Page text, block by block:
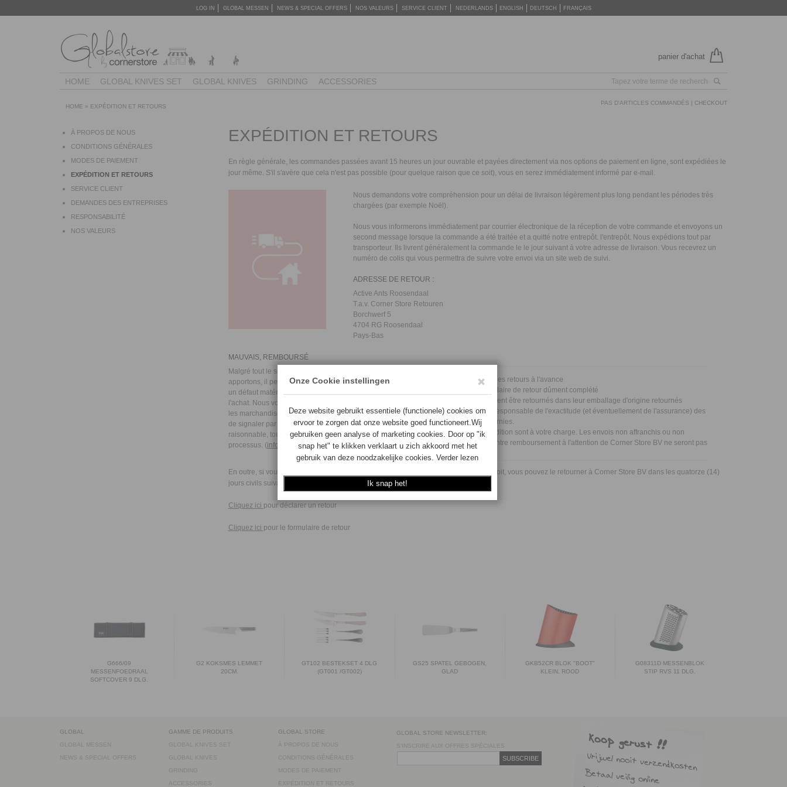
LOG IN GLOBAL MESSEN NEWS & SPECIAL OFFERS NOS VALEURS SERVICE CLIENT NEDERLANDS ENGLISH DEUTSCH FRANÇAIS
panier d'achat
HOME GLOBAL KNIVES SET GLOBAL KNIVES GRINDING ACCESSORIES
HOME » EXPÉDITION ET RETOURS
PAS D'ARTICLES COMMANDÉS | CHECKOUT
À PROPOS DE NOUS
CONDITIONS GÉNÉRALES
MODES DE PAIEMENT
EXPÉDITION ET RETOURS
SERVICE CLIENT
DEMANDES DES ENTREPRISES
RESPONSABILITÉ
NOS VALEURS
EXPÉDITION ET RETOURS
En règle générale, les commandes passées avant 15 heures un jour ouvrable et payées directement via nos options de paiement en ligne, sont expédiées le
jour même. S'il s'avère que cela n'est pas possible (pour quelque raison que ce soit), vous en serez immédiatement informé par e-mail.
Nous demandons votre compréhension pour un délai de livraison légèrement plus long pendant les périodes très
chargées (par exemple Noël).
Nous vous informerons immédiatement par courrier électronique de la réception de votre commande et envoyons un
second message lorsque la commande a été traitée et a quitté notre entrepôt. l'entrepôt. Nous expédions tout par
transporteur. Ils livrent généralement la commande le le jour suivant à votre adresse de livraison. Vous recevrez un
numéro de colis qui vous permettra de suivre votre envoi via un site web de suivi.
ADRESSE DE RETOUR :
Active Ants Roosendaal
T.a.v. Corner Store Retouren
Borchwerf 5
4704 RG Roosendaal
Pays-Bas
MAUVAIS, REMBOURSÉ
Malgré tout le soin et le contrôle que nous
apportons, il peut arriver que vous découvriez
un défaut matériel ou de production après
l'achat. Nous vous recommandons d'inspecter
les marchandises livrées dès leur réception et
de signaler par écrit, dans un délai
raisonnable, tout défaut constaté au cours du
processus. (info@cornerstore.nl).
Veuillez notifier les retours à l'avance
Joindre le formulaire de retour dûment complété
Les articles doivent être retournés dans leur emballage d'origine retournés
●
Vous êtes seul responsable de l'exactitude (et éventuellement de l'assurance) des
informations fournies.
●
Les frais d'expédition sont à votre charge. Les envois non affranchis ou non
affranchis ou contre remboursement à l'attention de Corner Store BV ne seront pas
acceptés.
En outre, si vous ne souhaitez pas conserver un article pour quelque raison que ce soit, vous pouvez le retourner à Corner Store BV dans les quatorze (14)
jours civils suivant la livraison.
Cliquez ici pour déclarer un retour
Cliquez ici pour le formulaire de retour
G666/09
MESSENFOEDRAAL
SOFTCOVER 9 DLG.
G2 KOKSMES LEMMET
20CM.
GT102 BESTEKSET 4 DLG
(GT001 /GT002)
GS25 SPATEL GEBOGEN,
GLAD
GKB52CR BLOK "BOOT"
KLEIN, ROOD
G08311D MESSENBLOK
STIP RVS 11 DLG.
GLOBAL
GLOBAL MESSEN
NEWS & SPECIAL OFFERS
GAMME DE PRODUITS
GLOBAL KNIVES SET
GLOBAL KNIVES
GRINDING
ACCESSORIES
GLOBAL STORE
À PROPOS DE NOUS
CONDITIONS GÉNÉRALES
MODES DE PAIEMENT
EXPÉDITION ET RETOURS
GLOBAL STORE NEWSLETTER:
S'INSCRIRE AUX OFFRES SPÉCIALES
SUBSCRIBE